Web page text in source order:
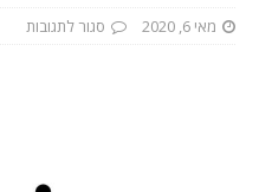
מאי 6, 2020 סגור לתגובות